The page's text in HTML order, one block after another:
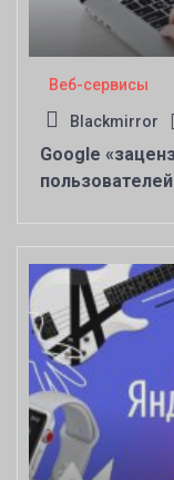
Веб-сервисы
Blackmirror
Google